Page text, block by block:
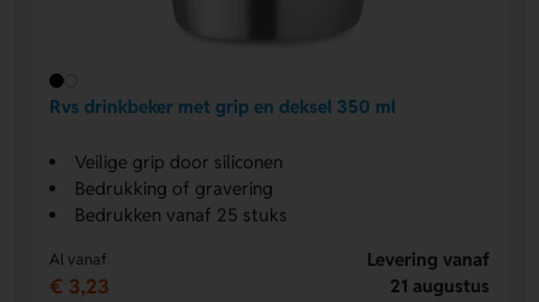
Rvs drinkbeker met grip en deksel 350 ml
Veilige grip door siliconen
Bedrukking of gravering
Bedrukken vanaf 25 stuks
Al vanaf
€ 3,23
Levering vanaf
21 augustus